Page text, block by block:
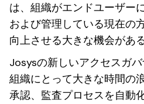
は、組織がエンドユーザー
および管理している現在の
向上させる大きな機会があ
Josysの新しいアクセスガ
組織にとって大きな時間の
承認、監査プロセスを自動